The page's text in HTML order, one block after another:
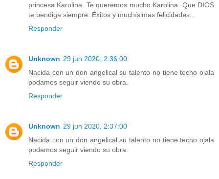
princesa Karolina. Te queremos mucho Karolina. Que DIOS
te bendiga siempre. Éxitos y muchísimas felicidades...
Responder
Unknown 29 jun 2020, 2:36:00
Nacida con un don angelical su talento no tiene techo ojala
podamos seguir viendo su obra.
Responder
Unknown 29 jun 2020, 2:37:00
Nacida con un don angelical su talento no tiene techo ojala
podamos seguir viendo su obra.
Responder